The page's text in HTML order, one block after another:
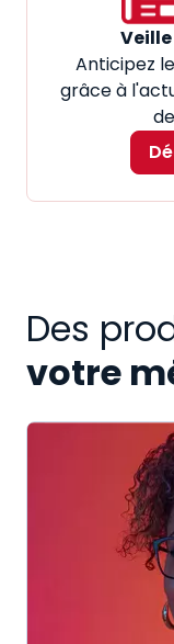
Anticipez
grâce à
Des
votre